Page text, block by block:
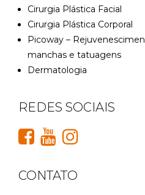
Cirurgia Plástica Facial
Cirurgia Plástica Corporal
Picoway –
manchas e tatuagens
Dermatologia
REDES SOCIAIS
CONTATO